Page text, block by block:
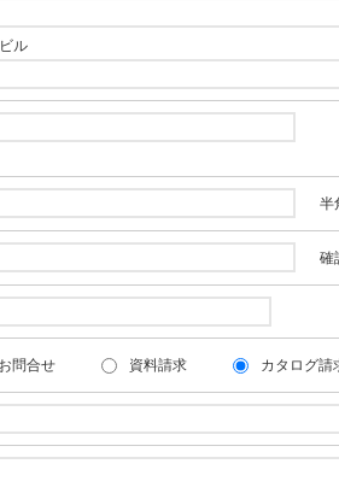
ル
半
確
お問合せ 資料請求 カタログ請